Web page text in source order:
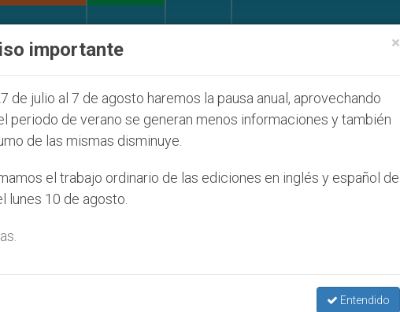
×
importante
de julio al 7 de agosto haremos la pausa anual, aprovechando
periodo de verano se generan menos informaciones y también
de las mismas disminuye.
el trabajo ordinario de las ediciones en inglés y español de
lunes 10 de agosto.
Entendido